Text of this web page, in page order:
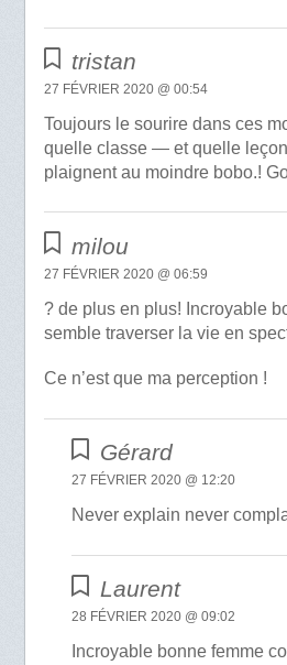
tristan
27 FÉVRIER 2020 @ 00:54
Toujours le sourire dans ces
quelle classe — et quelle
plaignent au moindre bobo.!
milou
27 FÉVRIER 2020 @ 06:59
? de plus en plus! Incroyable
semble traverser la vie en
Ce n’est que ma perception !
Gérard
27 FÉVRIER 2020 @ 12:20
Never explain never
Laurent
28 FÉVRIER 2020 @ 09:02
Incroyable bonne femme